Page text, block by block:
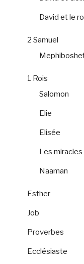
David et le
2 Samuel
1 Rois
Salomon
Elie
Elisée
Les miracles
Naaman
Esther
Job
Proverbes
Ecclésiaste